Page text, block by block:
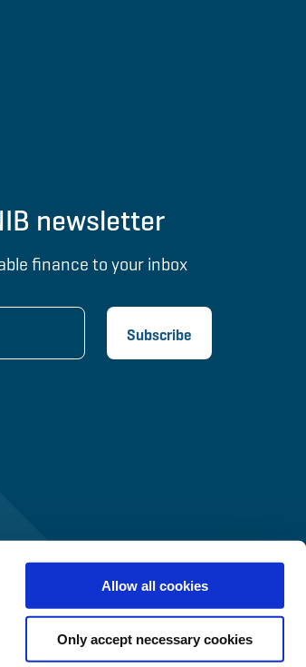
Allow all cookies
Only accept necessary cookies
newsletter
finance to your inbox